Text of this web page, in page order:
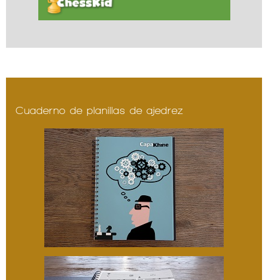
Cuaderno de planillas de ajedrez